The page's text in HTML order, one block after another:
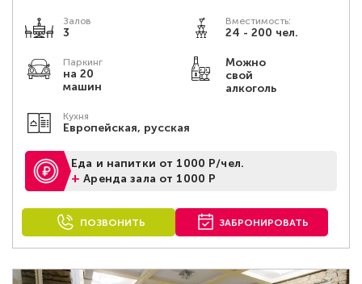
Залов
3
Вместимость:
24 - 200 чел.
Паркинг
на 20
машин
Можно
свой
алкоголь
Кухня
Европейская, русская
Еда и напитки от 1000 Р/чел.
+Аренда зала от 1000 Р
ПОЗВОНИТЬ ЗАБРОНИРОВАТЬ